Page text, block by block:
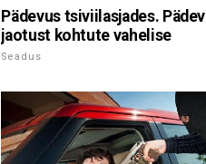
Pädevus tsiviilasjades.
jaotust kohtute vahelise
Seadus